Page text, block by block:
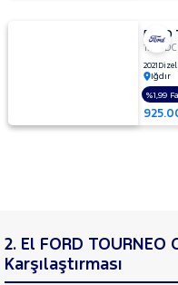
FORD
1.5
2021 Dizel
Iğdır
%1,99
2. El FORD TOURNEO
Karşılaştırması